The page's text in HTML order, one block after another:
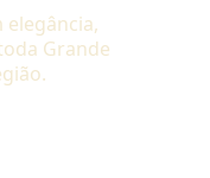
elegância,
Grande